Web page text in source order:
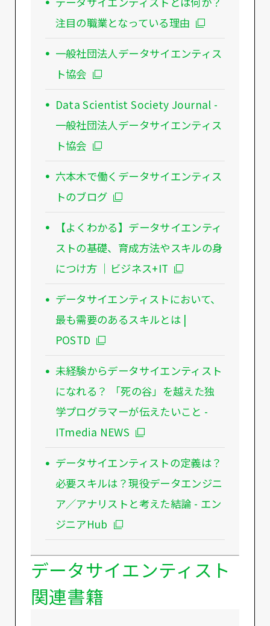
注目の職業となっている理由
一般社団法人データサイエンティス
ト協会
Data Scientist Society Journal -
一般社団法人データサイエンティス
ト協会
六本木で働くデータサイエンティス
トのブログ
【よくわかる】データサイエンティ
ストの基礎、育成方法やスキルの身
につけ方 ｜ビジネス+IT
データサイエンティストにおいて、
最も需要のあるスキルとは |
POSTD
未経験からデータサイエンティスト
になれる？ 「死の谷」を越えた独
学プログラマーが伝えたいこと -
ITmedia NEWS
データサイエンティストの定義は？
必要スキルは？現役データエンジニ
ア／アナリストと考えた結論 - エン
ジニアHub
データサイエンティスト
関連書籍